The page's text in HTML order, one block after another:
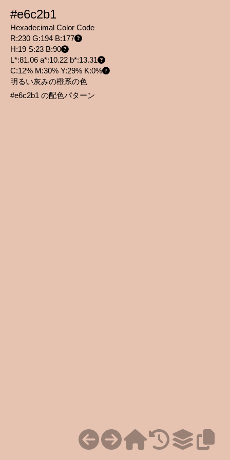
#e6c2b1
Hexadecimal Color Code
R:230 G:194 B:177
H:19 S:23 B:90
L*:81.06 a*:10.22 b*:13.31
C:12% M:30% Y:29% K:0%
明るい灰みの橙系の色
#e6c2b1 の配色パターン